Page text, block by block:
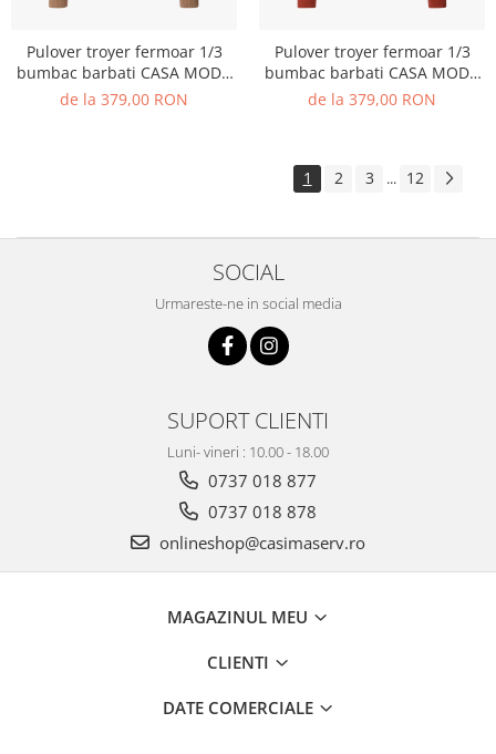
Pulover troyer fermoar 1/3
bumbac barbati CASA MODA
004410 maro deschis
de la 379,00 RON
Pulover troyer fermoar 1/3
bumbac barbati CASA MODA
004410 corai inchis
de la 379,00 RON
1 2 3 ... 12
SOCIAL
Urmareste-ne in social media
SUPORT CLIENTI
Luni- vineri : 10.00 - 18.00
0737 018 877
0737 018 878
onlineshop@casimaserv.ro
MAGAZINUL MEU
CLIENTI
DATE COMERCIALE